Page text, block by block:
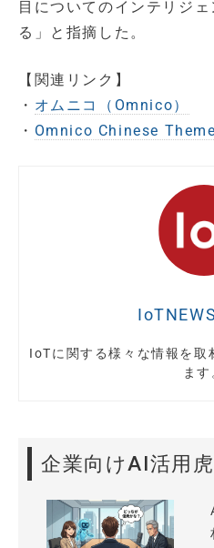
目についてのインテリジ
る」と指摘した。
【関連リンク】
・ オムニコ（Omnico）
・ Omnico Chinese
IoTに関する様々な情報を取
ます
企業向けAI活用